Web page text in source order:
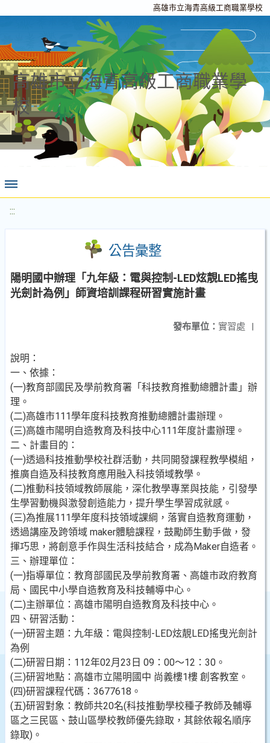
高雄市立海青高級工商職業學校
高雄市立海青高級工商職業學
校
:::
公告彙整
陽明國中辦理「九年級：電與控制-LED炫靚LED搖曳
光劍計為例」師資培訓課程研習實施計畫
發布單位： 實習處 |
說明：
一、依據：
(一)教育部國民及學前教育署「科技教育推動總體計畫」辦
理。
(二)高雄市111學年度科技教育推動總體計畫辦理。
(三)高雄市陽明自造教育及科技中心111年度計畫辦理。
二、計畫目的：
(一)透過科技推動學校社群活動，共同開發課程教學模組，
推廣自造及科技教育應用融入科技領域教學。
(二)推動科技領域教師展能，深化教學專業與技能，引發學
生學習動機與激發創造能力，提升學生學習成就感。
(三)為推展111學年度科技領域課綱，落實自造教育運動，
透過講座及跨領域 maker體驗課程，鼓勵師生動手做，發
揮巧思，將創意手作與生活科技結合，成為Maker自造者。
三、辦理單位：
(一)指導單位：教育部國民及學前教育署、高雄市政府教育
局、國民中小學自造教育及科技輔導中心。
(二)主辦單位：高雄市陽明自造教育及科技中心。
四、研習活動：
(一)研習主題：九年級：電與控制-LED炫靚LED搖曳光劍計
為例
(二)研習日期：112年02月23日 09：00～12：30。
(三)研習地點：高雄市立陽明國中 尚義樓1樓 創客教室。
(四)研習課程代碼：3677618。
(五)研習對象：教師共20名(科技推動學校種子教師及輔導
區之三民區、鼓山區學校教師優先錄取，其餘依報名順序
錄取)。